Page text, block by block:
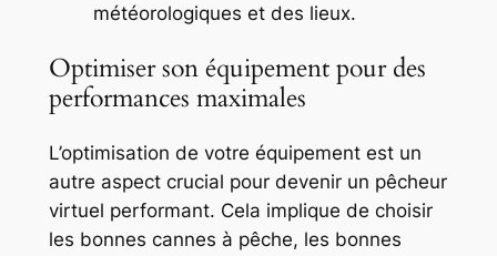
météorologiques et des lieux.
Optimiser son équipement pour des
performances maximales
L’optimisation de votre équipement est un
autre aspect crucial pour devenir un pêcheur
virtuel performant. Cela implique de choisir
les bonnes cannes à pêche, les bonnes